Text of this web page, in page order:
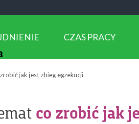
CZAS PRACY
jak jest zbieg egzekucji
co zrobić jak